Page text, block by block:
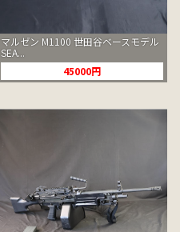
マルゼン M1100 世田谷ベースモデル
SEA...
45000円